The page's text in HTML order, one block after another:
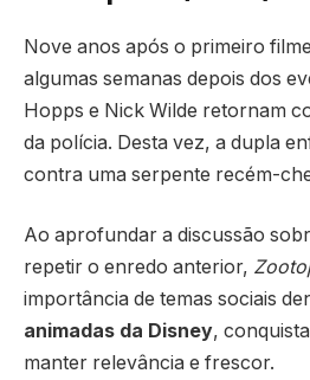
Nove anos após o primeiro
algumas semanas depois dos
Hopps e Nick Wilde retornam
da polícia. Desta vez, a dupla
contra uma serpente recém-
Ao aprofundar a discussão
repetir o enredo anterior,
importância de temas sociais
animadas da Disney,
manter relevância e frescor.